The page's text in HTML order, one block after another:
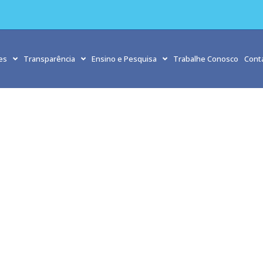
Transparência Ensino e Pesquisa Trabalhe Conosco